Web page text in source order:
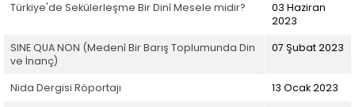
Türkiye'de Sekülerleşme Bir Dinî Mesele midir?
03 Haziran
2023
SINE QUA NON (Medenî Bir Barış Toplumunda Din
ve İnanç)
07 Şubat 2023
Nida Dergisi Röportajı
13 Ocak 2023